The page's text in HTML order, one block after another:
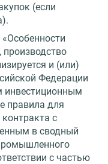
(если
производство
и (или)
Федерации
инвестиционным
правила для
с
в сводный
с частью